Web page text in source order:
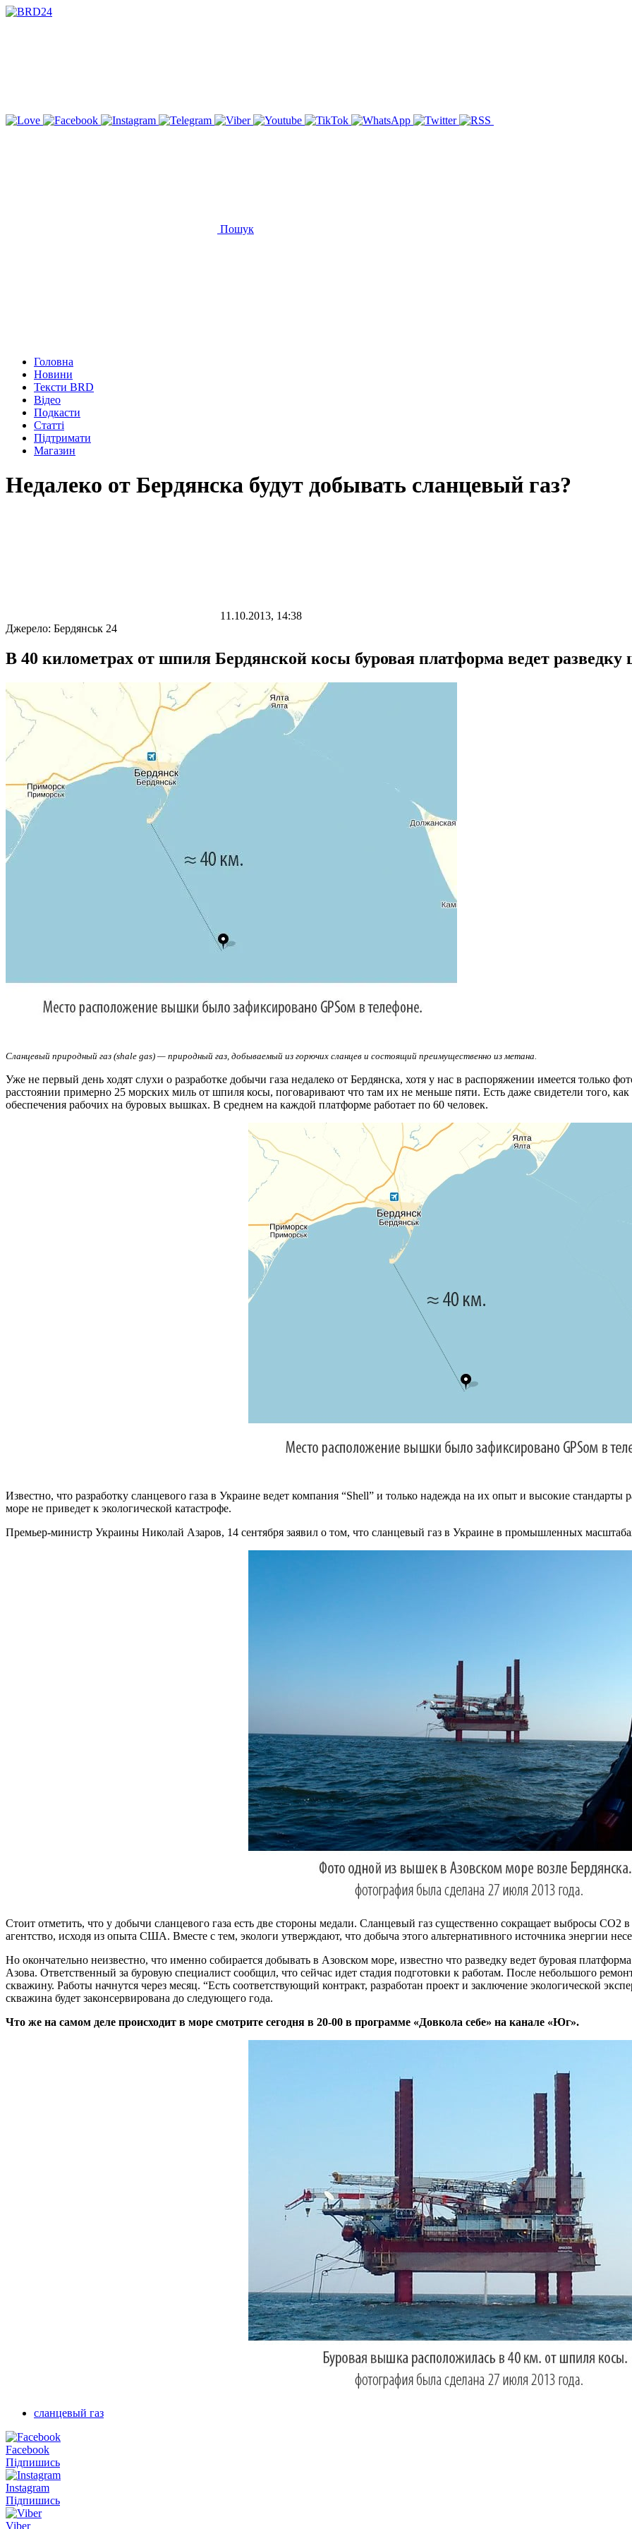
Пошук
Головна
Новини
Тексти BRD
Відео
Подкасти
Статті
Підтримати
Магазин
Недалеко от Бердянска будут добывать сланцевый газ?
11.10.2013, 14:38
Джерело: Бердянськ 24
В 40 километрах от шпиля Бердянской косы буровая платформа ведет разведку
Сланцевый природный газ (shale gas) — природный газ, добываемый из горючих сланцев и состоящий преимущественно из метана.
Уже не первый день ходят слухи о разработке добычи газа недалеко от Бердянска, хотя у нас в распоряжении имеется только
расстоянии примерно 25 морских миль от шпиля косы, поговаривают что там их не меньше пяти. Есть даже свидетели того,
обеспечения рабочих на буровых вышках. В среднем на каждой платформе работает по 60 человек.
Известно, что разработку сланцевого газа в Украине ведет компания “Shell” и только надежда на их опыт и высокие стандарты
море не приведет к экологической катастрофе.
Премьер-министр Украины Николай Азаров, 14 сентября заявил о том, что сланцевый газ в Украине в промышленных
Стоит отметить, что у добычи сланцевого газа есть две стороны медали. Сланцевый газ существенно сокращает выбросы СО2
агентство, исходя из опыта США. Вместе с тем, экологи утверждают, что добыча этого альтернативного источника энергии
Но окончательно неизвестно, что именно собирается добывать в Азовском море, известно что разведку ведет буровая
Азова. Ответственный за буровую специалист сообщил, что сейчас идет стадия подготовки к работам. После небольшого
скважину. Работы начнутся через месяц. “Есть соответствующий контракт, разработан проект и заключение экологической
скважина будет законсервирована до следующего года.
Что же на самом деле происходит в море смотрите сегодня в 20-00 в программе «Довкола себе» на канале «Юг».
сланцевый газ
Facebook
Підпишись
Instagram
Підпишись
Viber